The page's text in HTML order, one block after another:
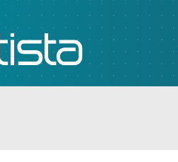
ADDITIVE MANUFACTURING